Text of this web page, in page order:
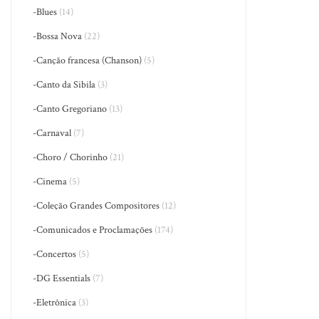
-Blues (14)
-Bossa Nova (22)
-Canção francesa (Chanson) (5)
-Canto da Sibila (3)
-Canto Gregoriano (13)
-Carnaval (7)
-Choro / Chorinho (21)
-Cinema (5)
-Coleção Grandes Compositores (12)
-Comunicados e Proclamações (174)
-Concertos (5)
-DG Essentials (7)
-Eletrônica (3)